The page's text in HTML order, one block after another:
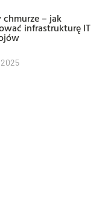
– jak
infrastrukturę IT